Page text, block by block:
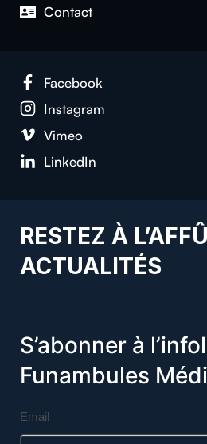
Con­tact
Face­book
Insta­gram
Vimeo
LinkedIn
RESTEZ À
ACTUALITÉS
S’abonner à
Funambules
Email